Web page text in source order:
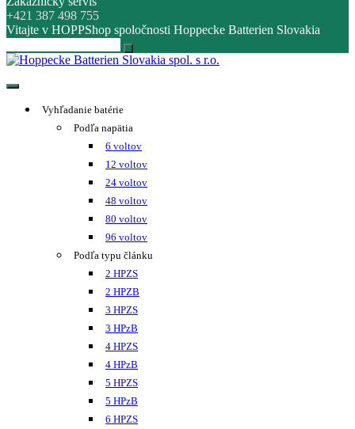
dráhami
Stoly pod nabíjače
AquaFill systém
Mobilná plnička HOPPECKE
Nádoby na skladovanie vody
Zariadenia na výrobu demi vody
AquaCheck signalizátor hladiny
Premiešavanie elektrolytu
Ochranné vybavenie
Povinné vybavenie
Vybavenie nabíjacieho miesta
Monitoring
0.00€
Batéria 48V 8 HPzB 600 – A